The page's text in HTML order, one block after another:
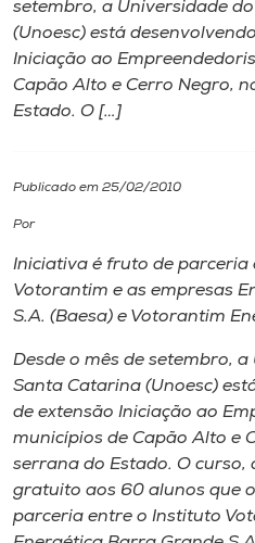
Unoesc
Internacionalização
Cultura
Biblioteca
Editora
Rádio
setembro, a Universidade
(Unoesc) está
Iniciação ao
Capão Alto e Cerro Negro,
Estado. O […]
Publicado em 25/02/2010
Por
Iniciativa é fruto de parceria
Votorantim e as empresas
S.A. (Baesa) e Votorantim
Desde o mês de setembro,
Santa Catarina (Unoesc)
de extensão Iniciação ao
municípios de Capão Alto e
serrana do Estado. O curso,
gratuito aos 60 alunos que
parceria entre o Instituto